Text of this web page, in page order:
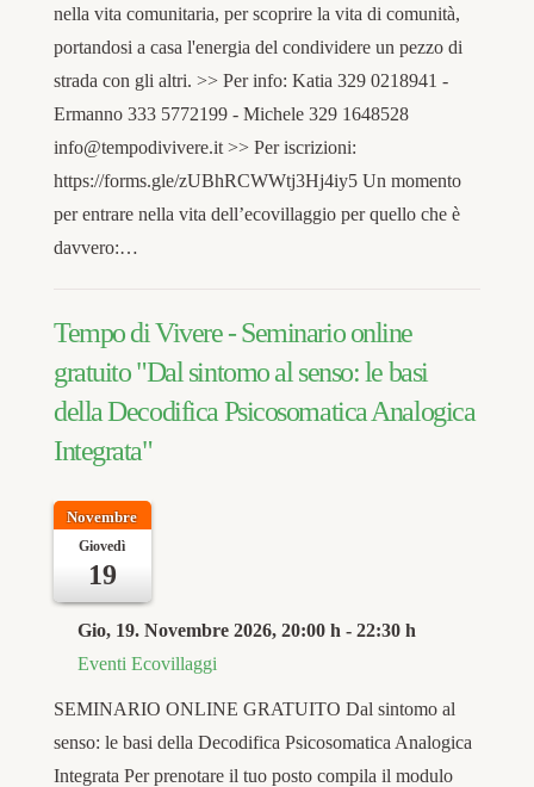
nella vita comunitaria, per scoprire la vita di comunità,
portandosi a casa l'energia del condividere un pezzo di
strada con gli altri. >> Per info: Katia 329 0218941 -
Ermanno 333 5772199 - Michele 329 1648528
info@tempodivivere.it >> Per iscrizioni:
https://forms.gle/zUBhRCWWtj3Hj4iy5 Un momento
per entrare nella vita dell’ecovillaggio per quello che è
davvero:…
Tempo di Vivere - Seminario online
gratuito "Dal sintomo al senso: le basi
della Decodifica Psicosomatica Analogica
Integrata"
Novembre
Giovedì
19
Gio, 19. Novembre 2026, 20:00 h - 22:30 h
Eventi Ecovillaggi
SEMINARIO ONLINE GRATUITO Dal sintomo al
senso: le basi della Decodifica Psicosomatica Analogica
Integrata Per prenotare il tuo posto compila il modulo